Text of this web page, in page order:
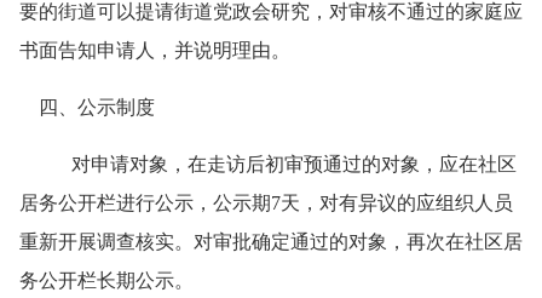
要的街道可以提请街道党政会研究，对审核不通过的家庭应
书面告知申请人，并说明理由。
四、公示制度
对申请对象，在走访后初审预通过的对象，应在社区
居务公开栏进行公示，公示期7天，对有异议的应组织人员
重新开展调查核实。对审批确定通过的对象，再次在社区居
务公开栏长期公示。